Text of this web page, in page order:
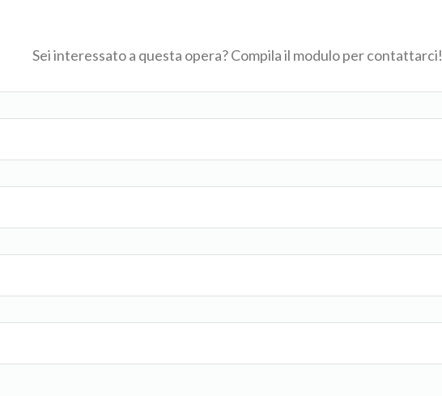
Sei interessato a questa opera? Compila il modulo per contattarci!